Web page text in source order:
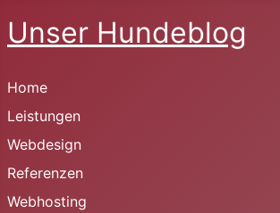
Unser Hundeblog
Home
Leistungen
Webdesign
Referenzen
Webhosting